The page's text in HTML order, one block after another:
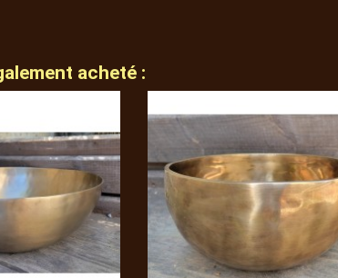
acheté :